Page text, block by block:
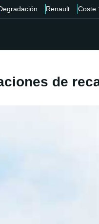
Renault Coste
de